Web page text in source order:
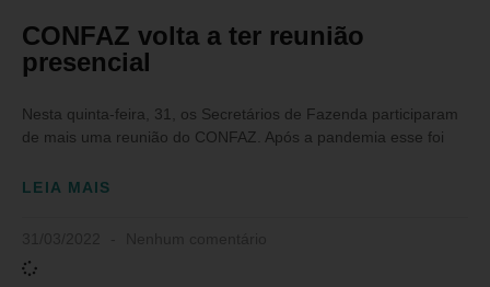
CONFAZ volta a ter reunião
presencial
Nesta quinta-feira, 31, os Secretários de Fazenda participaram
de mais uma reunião do CONFAZ. Após a pandemia esse foi
LEIA MAIS